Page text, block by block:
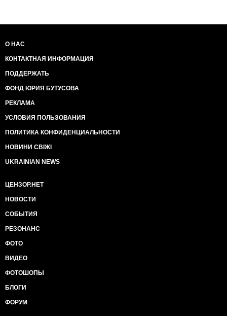
контрабандний канал.
В той же день речник МЗС України оголосив про
проведення службової перевірки. Але чомусь про
результати перевірки по справі, яка дискредитує
Україну досі не повідомив ні президент України, ні
В Україні розслідування цієї справи взяли
2 травня детективи НАБУ провели обшуки в 27
розслідує причетність прикордонників до
створили дипломати МЗС.
За даними джерел Цензор.Нет, по контрабандному
каналу для перевозки цигарок могло бути залучено
цьому пасажирами цих мікроавтобусів були особи,
на яких поширюється дипломатичний імунітет
секретаря Посольства України в Угорщині Коцюрби
А.О., Шмельова Л.М. - дружина першого секретаря
Загорська Н.В. - дружина працівника МЗС України
Загорського А.В., Галань Р.В., Гавриш О.Б., Романюк
О НАС
КОНТАКТНАЯ ИНФОРМАЦИЯ
ПОДДЕРЖАТЬ
ФОНД ЮРИЯ БУТУСОВА
РЕКЛАМА
УСЛОВИЯ ПОЛЬЗОВАНИЯ
ПОЛИТИКА КОНФИДЕНЦИАЛЬНОСТИ
НОВИНИ СВІЖІ
UKRAINIAN NEWS
ЦЕНЗОР.НЕТ
НОВОСТИ
СОБЫТИЯ
РЕЗОНАНС
ФОТО
ВИДЕО
ФОТОШОПЫ
БЛОГИ
ФОРУМ